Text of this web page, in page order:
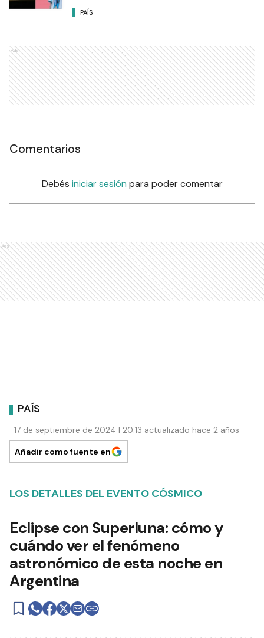
PAÍS
Ads
Comentarios
Debés iniciar sesión para poder comentar
Ads
PAÍS
17 de septiembre de 2024 | 20:13 actualizado hace 2 años
Añadir como fuente en
LOS DETALLES DEL EVENTO CÓSMICO
Eclipse con Superluna: cómo y
cuándo ver el fenómeno
astronómico de esta noche en
Argentina